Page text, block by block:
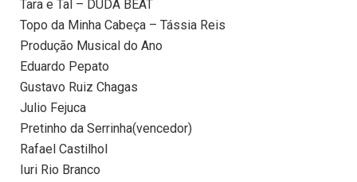
Tara e Tal – DUDA BEAT
Topo da Minha Cabeça – Tássia Reis
Produção Musical do Ano
Eduardo Pepato
Gustavo Ruiz Chagas
Julio Fejuca
Pretinho da Serrinha(vencedor)
Rafael Castilhol
Iuri Rio Branco